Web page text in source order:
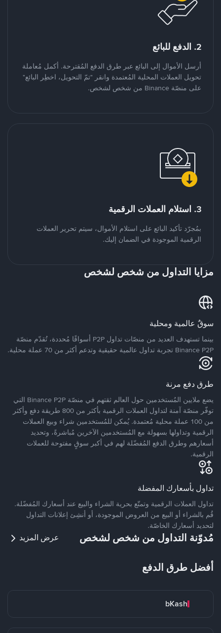
2. الدفع للبائع
أرسل الأموال إلى البائع عبر طرق الدفع المُقترحة. أكمل مُعاملة
تحويل العملات المحلية المُعتمدة وانقر "تمّ التحويل، اخطِر البائع"
على منصّة Binance من شخص لشخص.
3. استلام العملات الرقمية
بمُجرّد تأكيد البائع على استلام الأموال، سيتم تحرير العملات
الرقمية الموجودة في الضمان إليك.
مزايا التداول من شخص لشخص
سوقٌ عالمية ومحلية
بينما تستهدف العديد من منصّات تداول P2P أسواقًا مُحددة، تُقدّم منصّة
Binance P2P تجربة تداول عالمية حقيقية وتدعم أكثر من 70 عملة محلية.
طرق دفع مرنة
يضع ملايين المُستخدمين حول العالم ثقتهم في منصّة Binance P2P التي
توفّر منصّة آمنة لتداول العملات الرقمية بأكثر من 800 طريقة دفع وأكثر
من 100 عملة محلية مُعتمدة. يُمكن للمُستخدمين شراء وبيع العملات
الرقمية وتداولها بسهولة مع المُستخدمين الآخرين مُباشرةً، وتحديد
أسعارهم وطرق الدفع المُفضّلة لهم في أكبر سوقٍ مفتوحة للعملات
الرقمية.
تداول بأسعارك المفضلة
تداول العملات الرقمية وتمتّع بحرية الشراء والبيع عند أسعارك المُفضّلة.
قُم بالشراء أو البيع من العروض الموجودة، أو أنشِئ إعلانات التداول
لتحديد أسعارك الخاصّة.
مُدوّنة التداول من شخص لشخص عرض المزيد
أفضل طرق الدفع
bKash